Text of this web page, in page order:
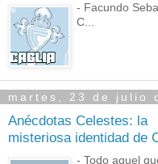
- Facundo
C...
martes, 23 de julio
Anécdotas Celestes: la
misteriosa identidad de
- Todo aquel